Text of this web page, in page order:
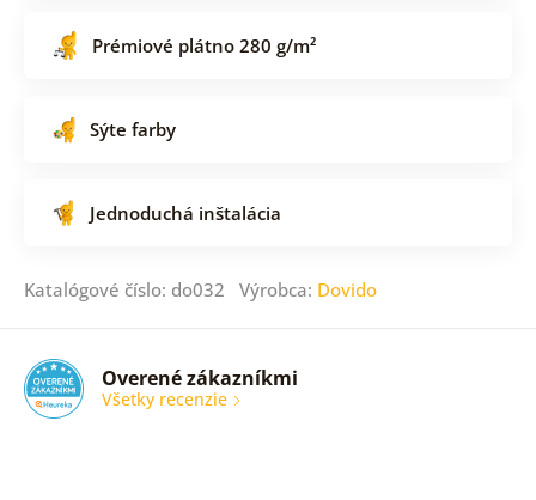
Prémiové plátno 280 g/m²
Sýte farby
Jednoduchá inštalácia
Katalógové číslo: do032 Výrobca: Dovido
Overené zákazníkmi
Všetky recenzie